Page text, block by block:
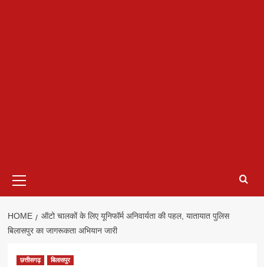
Menu
HOME
ऑटो चालकों के लिए यूनिफॉर्म अनिवार्यता की पहल, यातायात पुलिस
बिलासपुर का जागरूकता अभियान जारी
छत्तीसगढ़ बिलासपुर